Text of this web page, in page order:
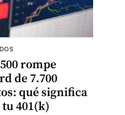
rompe
de 7.700
qué significa
401(k)